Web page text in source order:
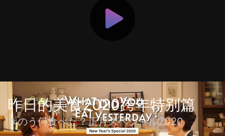
昨日的美食2020跨年特别篇
きのう何食べた？正月スペシャル2020